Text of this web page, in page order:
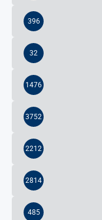
396
32
1476
3752
2212
2814
485